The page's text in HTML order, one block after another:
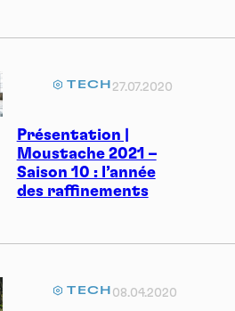
Présentation |
Moustache 2021 –
Saison 10 : l’année
des raffinements
TECH 27.07.2020
TECH 08.04.2020